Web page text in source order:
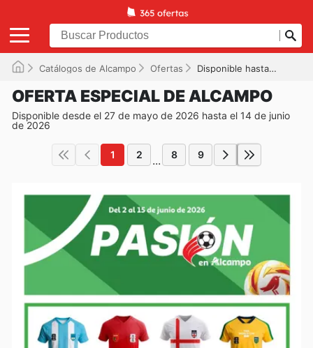
Catálogos de Alcampo Ofertas Disponible hasta el 14/06/2026
OFERTA ESPECIAL DE ALCAMPO
Disponible desde el 27 de mayo de 2026 hasta el 14 de junio
de 2026
1 2 ... 8 9